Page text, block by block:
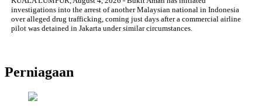
investigations into the arrest of another Malaysian national in Indonesia
over alleged drug trafficking, coming just days after a commercial airline
pilot was detained in Jakarta under similar circumstances.
Perniagaan